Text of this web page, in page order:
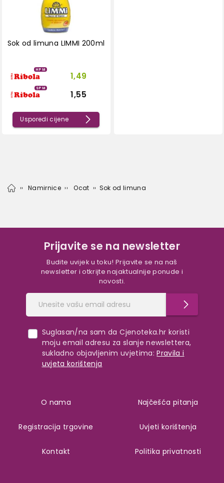
Sok od limuna LIMMI 200ml
HPM
1,49
SPM
1,55
Usporedi cijene
Namirnice Ocat Sok od limuna
Prijavite se na newsletter
Budite uvijek u toku! Prijavite se na naš
newsletter i otkrijte najaktualnije ponude i
novosti.
Suglasan/na sam da Cjenoteka.hr koristi
moju email adresu za slanje newslettera,
sukladno objavljenim uvjetima: Pravila i
uvjeta korištenja
O nama
Registracija trgovine
Kontakt
Najčešća pitanja
Uvjeti korištenja
Politika privatnosti